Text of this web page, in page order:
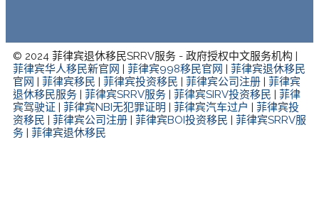
© 2024 菲律宾退休移民SRRV服务 - 政府授权中文服务机构 |
菲律宾华人移民新官网
菲律宾998移民官网
菲律宾退休移民
官网
菲律宾移民 菲律宾投资移民 菲律宾公司注册
菲律宾
退休移民服务
菲律宾SRRV服务 菲律宾SIRV投资移民
菲律
宾驾驶证
菲律宾NBI无犯罪证明 菲律宾汽车过户
菲律宾投
资移民
菲律宾公司注册 菲律宾BOI投资移民
菲律宾SRRV服
务
菲律宾退休移民